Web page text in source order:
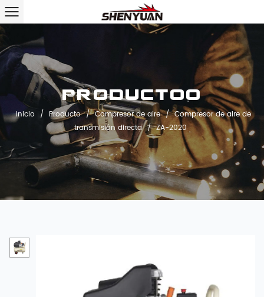
Productoo
Inicio / Producto / Compresor de aire / Compresor de aire de
transmisión directa / ZA-2020